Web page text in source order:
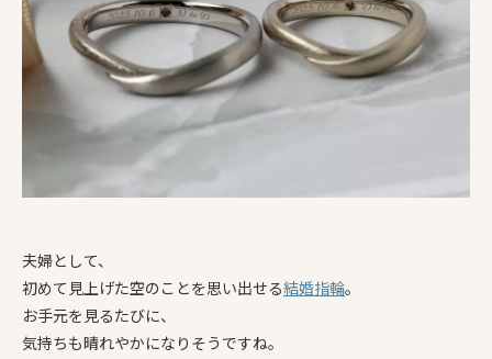
夫婦として、
初めて見上げた空のことを思い出せる結婚指輪。
お手元を見るたびに、
気持ちも晴れやかになりそうですね。